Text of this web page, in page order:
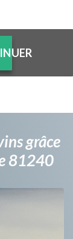
grâce
81240